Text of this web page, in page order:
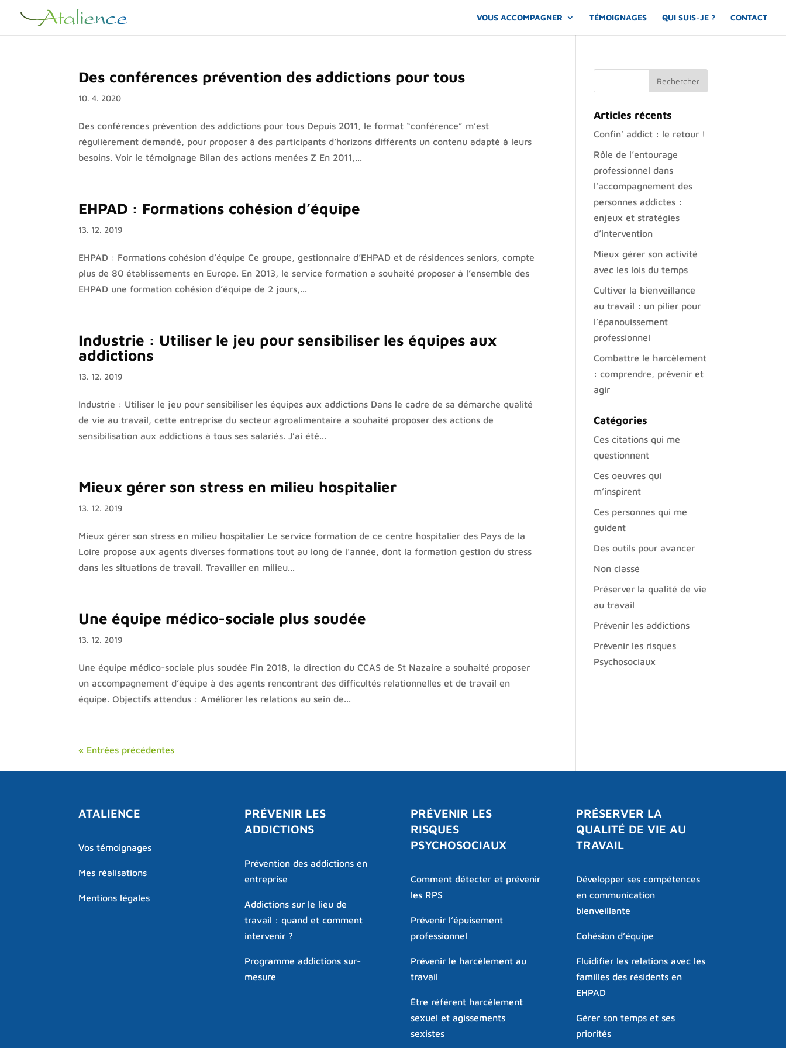
VOUS ACCOMPAGNER TÉMOIGNAGES QUI SUIS-JE ? CONTACT
Des conférences prévention des addictions pour tous
10. 4. 2020
Des conférences prévention des addictions pour tous Depuis 2011, le format “conférence” m’est
régulièrement demandé, pour proposer à des participants d’horizons différents un contenu adapté à leurs
besoins. Voir le témoignage Bilan des actions menées Z En 2011,...
EHPAD : Formations cohésion d’équipe
13. 12. 2019
EHPAD : Formations cohésion d’équipe Ce groupe, gestionnaire d’EHPAD et de résidences seniors, compte
plus de 80 établissements en Europe. En 2013, le service formation a souhaité proposer à l’ensemble des
EHPAD une formation cohésion d’équipe de 2 jours,...
Industrie : Utiliser le jeu pour sensibiliser les équipes aux
addictions
13. 12. 2019
Industrie : Utiliser le jeu pour sensibiliser les équipes aux addictions Dans le cadre de sa démarche qualité
de vie au travail, cette entreprise du secteur agroalimentaire a souhaité proposer des actions de
sensibilisation aux addictions à tous ses salariés. J’ai été...
Mieux gérer son stress en milieu hospitalier
13. 12. 2019
Mieux gérer son stress en milieu hospitalier Le service formation de ce centre hospitalier des Pays de la
Loire propose aux agents diverses formations tout au long de l’année, dont la formation gestion du stress
dans les situations de travail. Travailler en milieu...
Une équipe médico-sociale plus soudée
13. 12. 2019
Une équipe médico-sociale plus soudée Fin 2018, la direction du CCAS de St Nazaire a souhaité proposer
un accompagnement d’équipe à des agents rencontrant des difficultés relationnelles et de travail en
équipe. Objectifs attendus : Améliorer les relations au sein de...
« Entrées précédentes
Articles récents
Confin’ addict : le retour !
Rôle de l’entourage
professionnel dans
l’accompagnement des
personnes addictes :
enjeux et stratégies
d’intervention
Mieux gérer son activité
avec les lois du temps
Cultiver la bienveillance
au travail : un pilier pour
l’épanouissement
professionnel
Combattre le harcèlement
: comprendre, prévenir et
agir
Catégories
Ces citations qui me
questionnent
Ces oeuvres qui
m’inspirent
Ces personnes qui me
guident
Des outils pour avancer
Non classé
Préserver la qualité de vie
au travail
Prévenir les addictions
Prévenir les risques
Psychosociaux
ATALIENCE
Vos témoignages
Mes réalisations
Mentions légales
PRÉVENIR LES
ADDICTIONS
Prévention des addictions en
entreprise
Addictions sur le lieu de
travail : quand et comment
intervenir ?
Programme addictions sur-
mesure
PRÉVENIR LES
RISQUES
PSYCHOSOCIAUX
Comment détecter et prévenir
les RPS
Prévenir l’épuisement
professionnel
Prévenir le harcèlement au
travail
Être référent harcèlement
sexuel et agissements
sexistes
PRÉSERVER LA
QUALITÉ DE VIE AU
TRAVAIL
Développer ses compétences
en communication
bienveillante
Cohésion d’équipe
Fluidifier les relations avec les
familles des résidents en
EHPAD
Gérer son temps et ses
priorités